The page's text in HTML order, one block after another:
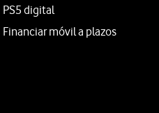
PS5 digital
Financiar móvil a plazos